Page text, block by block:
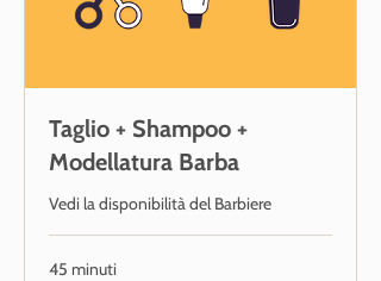
Taglio + Shampoo +
Modellatura Barba
Vedi la disponibilità del Barbiere
45 minuti